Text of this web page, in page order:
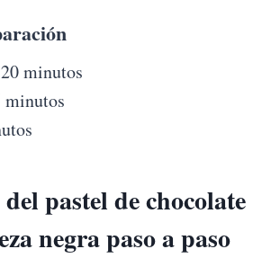
minutos
minutos
pastel de chocolate
negra paso a paso